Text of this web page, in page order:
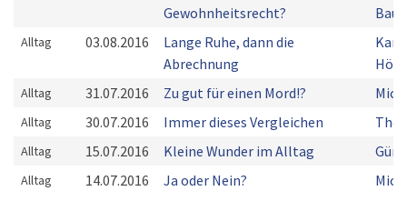
Gewohnheitsrecht?
Alltag 03.08.2016
Lange Ruhe, dann die
Abrechnung
Alltag 31.07.2016 Zu gut für einen Mord!?
Alltag 30.07.2016 Immer dieses Vergleichen
Alltag 15.07.2016 Kleine Wunder im Alltag
Alltag 14.07.2016 Ja oder Nein?